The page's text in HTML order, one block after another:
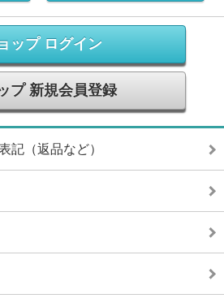
ップ ログイン
プ 新規会員登録
記（返品など）